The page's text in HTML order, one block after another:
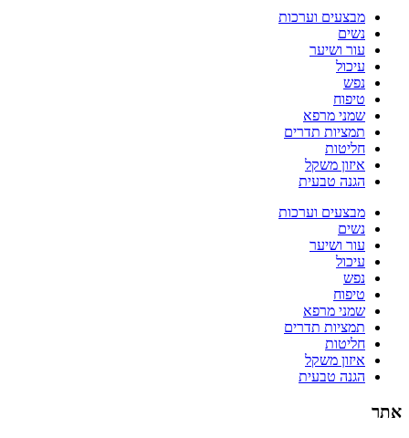
מבצעים וערכות
נשים
עור ושיער
עיכול
נפש
טיפוח
שמני מרפא
תמציות תדרים
חליטות
איזון משקל
הגנה טבעית
מבצעים וערכות
נשים
עור ושיער
עיכול
נפש
טיפוח
שמני מרפא
תמציות תדרים
חליטות
איזון משקל
הגנה טבעית
אתר